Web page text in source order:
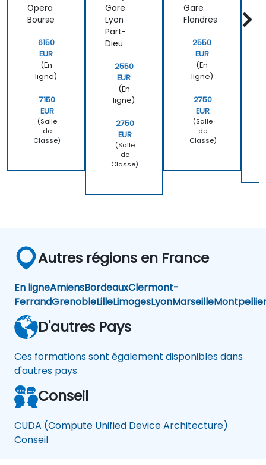
Opera
Bourse
6150
EUR
(En
ligne)
7150
EUR
(Salle
de
Classe)
Gare
Lyon
Part-
Dieu
2550
EUR
(En
ligne)
2750
EUR
(Salle
de
Classe)
Gare
Flandres
2550
EUR
(En
ligne)
2750
EUR
(Salle
de
Classe)
Autres régions en France
En ligneAmiensBordeauxClermont-
FerrandGrenobleLilleLimogesLyonMarseille
D'autres Pays
Ces formations sont également disponibles dans
d'autres pays
Conseil
CUDA (Compute Unified Device Architecture)
Conseil